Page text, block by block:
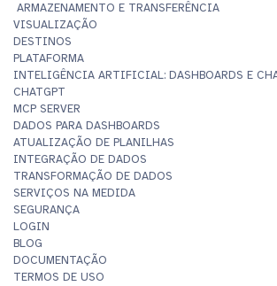
ARMAZENAMENTO E TRANSFERÊNCIA
VISUALIZAÇÃO
DESTINOS
PLATAFORMA
INTELIGÊNCIA ARTIFICIAL: DASHBOARDS E
CHATGPT
MCP SERVER
DADOS PARA DASHBOARDS
ATUALIZAÇÃO DE PLANILHAS
INTEGRAÇÃO DE DADOS
TRANSFORMAÇÃO DE DADOS
SERVIÇOS NA MEDIDA
SEGURANÇA
LOGIN
BLOG
DOCUMENTAÇÃO
TERMOS DE USO